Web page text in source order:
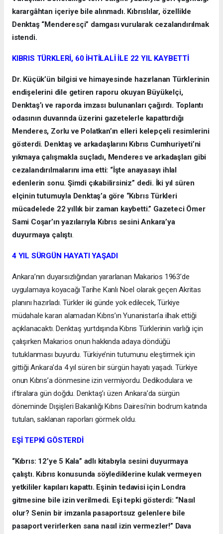
karargâhtan içeriye bile alınmadı. Kıbrıslılar, özellikle
Denktaş “Menderesçi” damgası vurularak cezalandırılmak
istendi.
KIBRIS TÜRKLERİ, 60 İHTİLALİ İLE 22 YIL KAYBETTİ
Dr. Küçük’ün bilgisi ve himayesinde hazırlanan Türklerinin
endişelerini dile getiren raporu okuyan Büyükelçi,
Denktaş’ı ve raporda imzası bulunanları çağırdı. Toplantı
odasının duvarında üzerini gazetelerle kapattırdığı
Menderes, Zorlu ve Polatkan’ın elleri kelepçeli resimlerini
gösterdi. Denktaş ve arkadaşlarını Kıbrıs Cumhuriyeti’ni
yıkmaya çalışmakla suçladı, Menderes ve arkadaşları gibi
cezalandırılmalarını ima etti: “İşte anayasayı ihlal
edenlerin sonu. Şimdi çıkabilirsiniz” dedi. İki yıl süren
elçinin tutumuyla Denktaş’a göre “Kıbrıs Türkleri
mücadelede 22 yıllık bir zaman kaybetti.” Gazeteci Ömer
Sami Coşar’ın yazılarıyla Kıbrıs sesini Ankara’ya
duyurmaya çalıştı.
4 YIL SÜRGÜN HAYATI YAŞADI
Ankara’nın duyarsızlığından yararlanan Makarios 1963’de
uygulamaya koyacağı Tarihe Kanlı Noel olarak geçen Akritas
planını hazırladı. Türkler iki günde yok edilecek, Türkiye
müdahale kararı alamadan Kıbrıs’ın Yunanistan’a ilhak ettiği
açıklanacaktı. Denktaş yurtdışında Kıbrıs Türklerinin varlığı için
çalışırken Makarios onun hakkında adaya döndüğü
tutuklanması buyurdu. Türkiye’nin tutumunu eleştirmek için
gittiği Ankara’da 4 yıl süren bir sürgün hayatı yaşadı. Türkiye
onun Kıbrıs’a dönmesine izin vermiyordu. Dedikodulara ve
iftiralara gün doğdu. Denktaş’ı üzen Ankara’da sürgün
döneminde Dışişleri Bakanlığı Kıbrıs Dairesi’nin bodrum katında
tutulan, saklanan raporları görmek oldu.
EŞİ TEPKİ GÖSTERDİ
“Kıbrıs: 12’ye 5 Kala” adlı kitabıyla sesini duyurmaya
çalıştı. Kıbrıs konusunda söylediklerine kulak vermeyen
yetkililer kapıları kapattı. Eşinin tedavisi için Londra
gitmesine bile izin verilmedi. Eşi tepki gösterdi: “Nasıl
olur? Senin bir imzanla pasaportsuz gelenlere bile
pasaport verirlerken sana nasıl izin vermezler!” Dava